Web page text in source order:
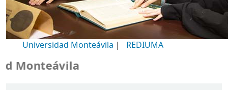
Universidad Monteávila | REDIUMA